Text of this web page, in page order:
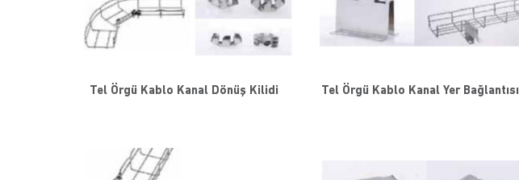
Tel Örgü Kablo Kanal Dönüş Kilidi Tel Örgü Kablo Kanal Yer Bağlantısı